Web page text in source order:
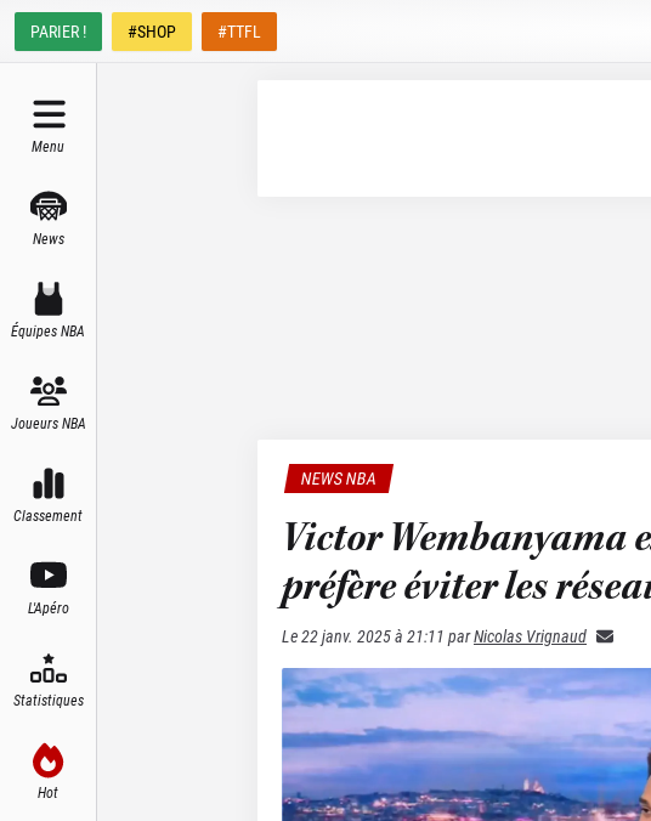
PARIER ! #SHOP #TTFL
Menu
News
Équipes NBA
Joueurs NBA
Classement
L'Apéro
Statistiques
Hot
NEWS NBA
Victor Wembanyama
préfère éviter les
Le22 janv. 2025 à 21:11 parNicolas Vrignaud